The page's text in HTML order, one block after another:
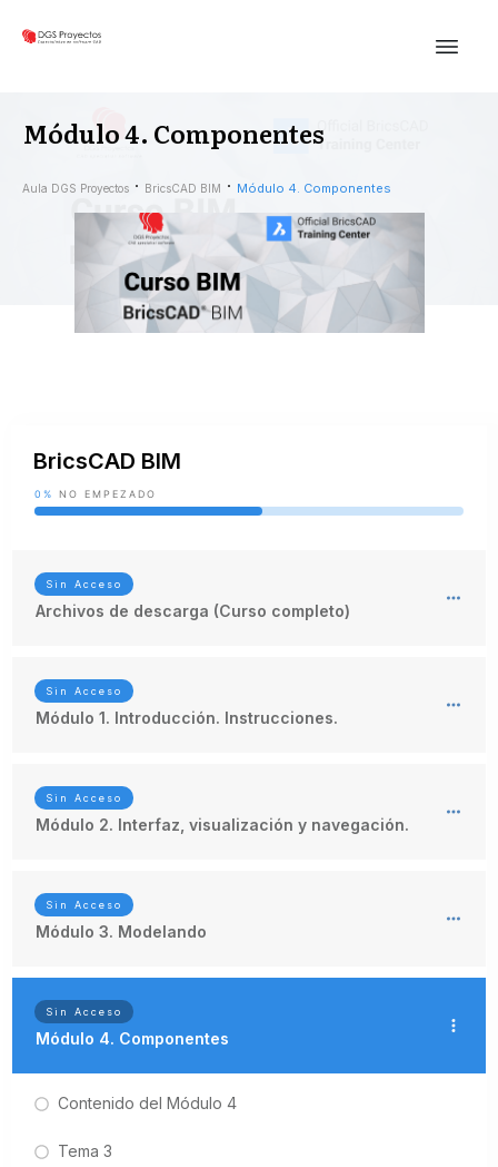
Módulo 4. Componentes
Aula DGS Proyectos BricsCAD BIM Módulo 4. Componentes
BricsCAD BIM
0% NO EMPEZADO
Sin Acceso
Archivos de descarga (Curso completo)
Sin Acceso
Módulo 1. Introducción. Instrucciones.
Sin Acceso
Módulo 2. Interfaz, visualización y navegación.
Sin Acceso
Módulo 3. Modelando
Sin Acceso
Módulo 4. Componentes
Contenido del Módulo 4
Tema 3